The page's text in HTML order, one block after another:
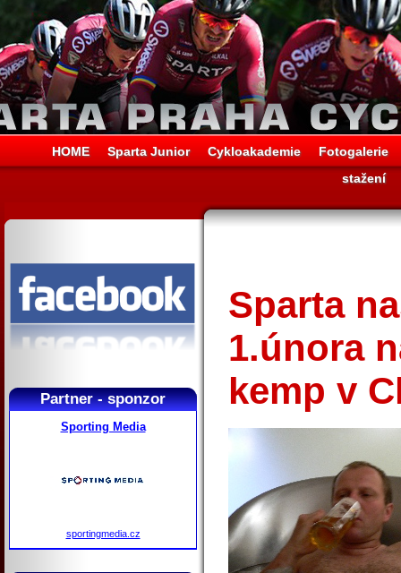
HOME Sparta Junior Cykloakademie
Fotogalerie
stažení
Partner - sponzor
Sporting Media
sportingmedia.cz
Sparta
1.února
kemp v